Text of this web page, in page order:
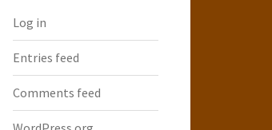
Log in
Entries feed
Comments feed